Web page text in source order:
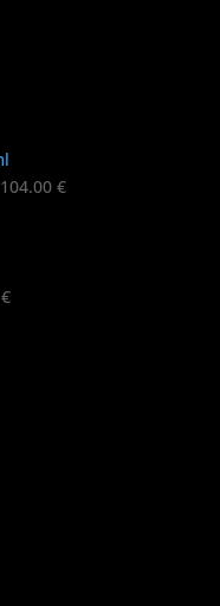
104.00 €
€